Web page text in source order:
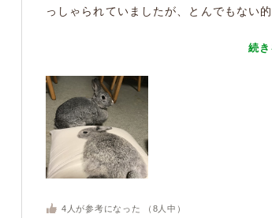
っしゃられていましたが、とんでもない
続
4 人が参考になった （ 8 人中）